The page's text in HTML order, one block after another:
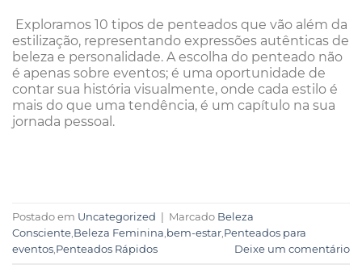
Exploramos 10 tipos de penteados que vão além da
estilização, representando expressões autênticas de
beleza e personalidade. A escolha do penteado não
é apenas sobre eventos; é uma oportunidade de
contar sua história visualmente, onde cada estilo é
mais do que uma tendência, é um capítulo na sua
jornada pessoal.
Postado em Uncategorized | Marcado Beleza
Consciente Beleza Feminina bem-estar Penteados para
eventos Penteados Rápidos Deixe um comentário